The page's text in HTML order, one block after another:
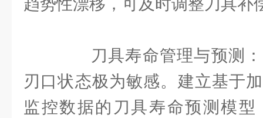
趋势性漂移，可及时调整刀具补
刀具寿命管理与预测：
刃口状态极为敏感。建立基于
监控数据的刀具寿命预测模